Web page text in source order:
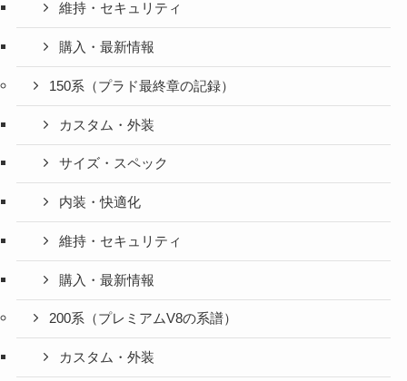
維持・セキュリティ
購入・最新情報
150系（プラド最終章の記録）
カスタム・外装
サイズ・スペック
内装・快適化
維持・セキュリティ
購入・最新情報
200系（プレミアムV8の系譜）
カスタム・外装